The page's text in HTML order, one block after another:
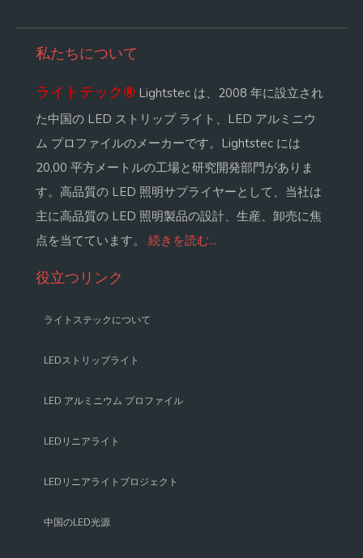
私たちについて
ライトテック® Lightstec は、2008 年に設立され
た中国の LED ストリップ ライト、LED アルミニウ
ム プロファイルのメーカーです。Lightstec には
20,00 平方メートルの工場と研究開発部門がありま
す。高品質の LED 照明サプライヤーとして、当社は
主に高品質の LED 照明製品の設計、生産、卸売に焦
点を当てています。 続きを読む...
役立つリンク
ライトステックについて
LEDストリップライト
LED アルミニウム プロファイル
LEDリニアライト
LEDリニアライトプロジェクト
中国のLED光源